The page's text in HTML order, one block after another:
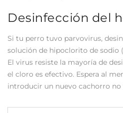
Desinfección del
Si tu perro tuvo parvovirus,
solución de hipoclorito de sodio
El virus resiste la mayoría de
el cloro es efectivo. Espera al
introducir un nuevo cachorro no